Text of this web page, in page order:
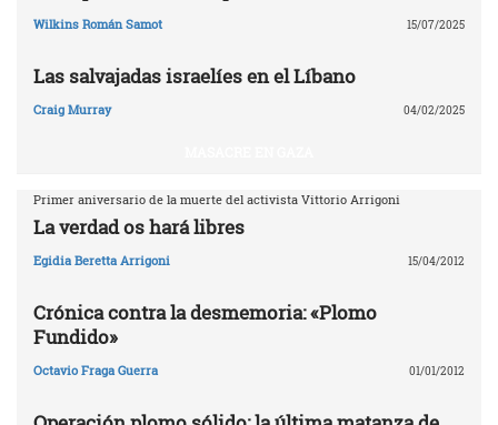
Wilkins Román Samot 15/07/2025
Las salvajadas israelíes en el Líbano
Craig Murray 04/02/2025
Primer aniversario de la muerte del activista Vittorio Arrigoni
La verdad os hará libres
Egidia Beretta Arrigoni 15/04/2012
Crónica contra la desmemoria: «Plomo
Fundido»
Octavio Fraga Guerra 01/01/2012